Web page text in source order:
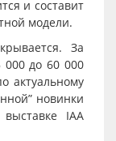
и составит
модели.
За
000 до 60 000
актуальному
новинки
IAA